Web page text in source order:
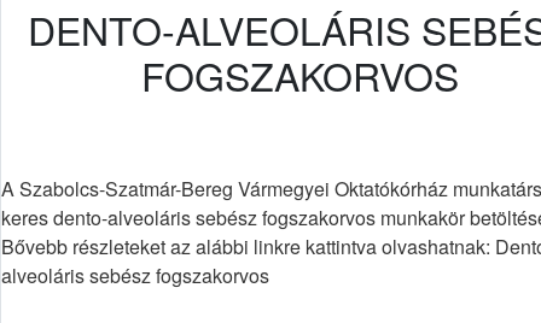
DENTO-ALVEOLÁRIS
FOGSZAKORVOS
A Szabolcs-Szatmár-Bereg Vármegyei Oktatókórház
keres dento-alveoláris sebész fogszakorvos munkakör
Bővebb részleteket az alábbi linkre kattintva olvashatnak:
alveoláris sebész fogszakorvos